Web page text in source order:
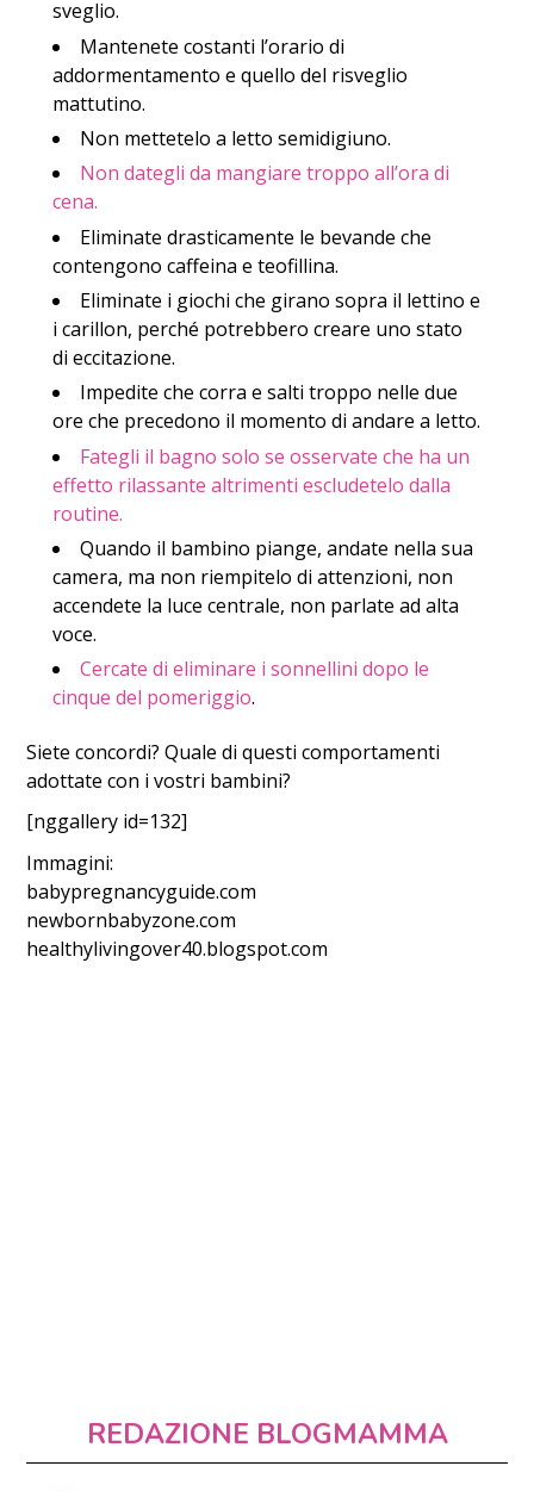
sveglio.
Mantenete costanti l’orario di
addormentamento e quello del risveglio
mattutino.
Non mettetelo a letto semidigiuno.
Non dategli da mangiare troppo all’ora di
cena.
Eliminate drasticamente le bevande che
contengono caffeina e teofillina.
Eliminate i giochi che girano sopra il lettino e
i carillon, perché potrebbero creare uno stato
di eccitazione.
Impedite che corra e salti troppo nelle due
ore che precedono il momento di andare a letto.
Fategli il bagno solo se osservate che ha un
effetto rilassante altrimenti escludetelo dalla
routine.
Quando il bambino piange, andate nella sua
camera, ma non riempitelo di attenzioni, non
accendete la luce centrale, non parlate ad alta
voce.
Cercate di eliminare i sonnellini dopo le
cinque del pomeriggio.
Siete concordi? Quale di questi comportamenti
adottate con i vostri bambini?
[nggallery id=132]
Immagini:
babypregnancyguide.com
newbornbabyzone.com
healthylivingover40.blogspot.com
REDAZIONE BLOGMAMMA